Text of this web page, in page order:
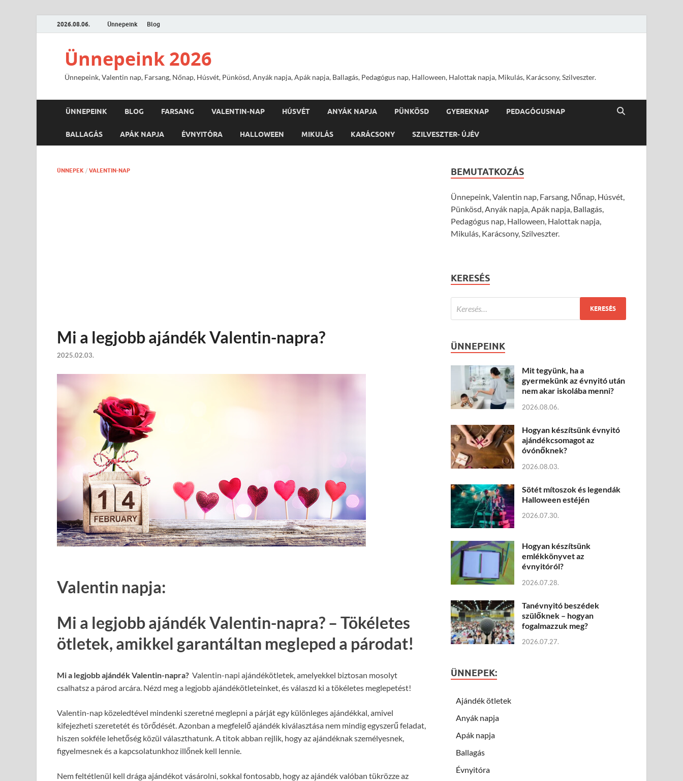
2026.08.06. Ünnepeink Blog
Ünnepeink 2026
Ünnepeink, Valentin nap, Farsang, Nőnap, Húsvét, Pünkösd, Anyák napja, Apák napja, Ballagás, Pedagógus nap, Halloween, Halottak napja, Mikulás, Karácsony, Szilveszter.
ÜNNEPEINK BLOG FARSANG VALENTIN-NAP HÚSVÉT ANYÁK NAPJA PÜNKÖSD GYEREKNAP PEDAGÓGUSNAP
BALLAGÁS APÁK NAPJA ÉVNYITÓRA HALLOWEEN MIKULÁS KARÁCSONY SZILVESZTER- ÚJÉV
ÜNNEPEK / VALENTIN-NAP
Mi a legjobb ajándék Valentin-napra?
2025.02.03.
Valentin napja:
Mi a legjobb ajándék Valentin-napra? – Tökéletes
ötletek, amikkel garantáltan megleped a párodat!
Mi a legjobb ajándék Valentin-napra? Valentin-napi ajándékötletek, amelyekkel biztosan mosolyt
csalhatsz a párod arcára. Nézd meg a legjobb ajándékötleteinket, és válaszd ki a tökéletes meglepetést!
Valentin-nap közeledtével mindenki szeretné meglepni a párját egy különleges ajándékkal, amivel
kifejezheti szeretetét és törődését. Azonban a megfelelő ajándék kiválasztása nem mindig egyszerű feladat,
hiszen sokféle lehetőség közül választhatunk. A titok abban rejlik, hogy az ajándéknak személyesnek,
figyelmesnek és a kapcsolatunkhoz illőnek kell lennie.
Nem feltétlenül kell drága ajándékot vásárolni, sokkal fontosabb, hogy az ajándék valóban tükrözze az
BEMUTATKOZÁS
Ünnepeink, Valentin nap, Farsang, Nőnap, Húsvét,
Pünkösd, Anyák napja, Apák napja, Ballagás,
Pedagógus nap, Halloween, Halottak napja,
Mikulás, Karácsony, Szilveszter.
KERESÉS
ÜNNEPEINK
Mit tegyünk, ha a
gyermekünk az évnyitó után
nem akar iskolába menni?
2026.08.06.
Hogyan készítsünk évnyitó
ajándékcsomagot az
óvónőknek?
2026.08.03.
Sötét mítoszok és legendák
Halloween estéjén
2026.07.30.
Hogyan készítsünk
emlékkönyvet az
évnyitóról?
2026.07.28.
Tanévnyitó beszédek
szülőknek – hogyan
fogalmazzuk meg?
2026.07.27.
ÜNNEPEK:
Ajándék ötletek
Anyák napja
Apák napja
Ballagás
Évnyitóra